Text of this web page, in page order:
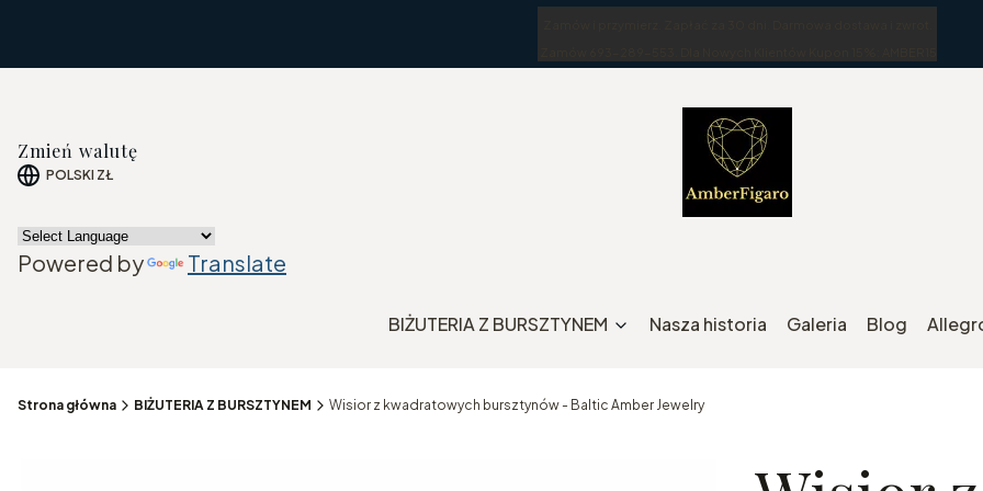
Zmień walutę
POLSKI ZŁ
Powered by Translate
BIŻUTERIA Z BURSZTYNEM Nasza historia Galeria Blog
Strona główna BIŻUTERIA Z BURSZTYNEM Wisior z kwadratowych bursztynów - Baltic Amber Jewelry